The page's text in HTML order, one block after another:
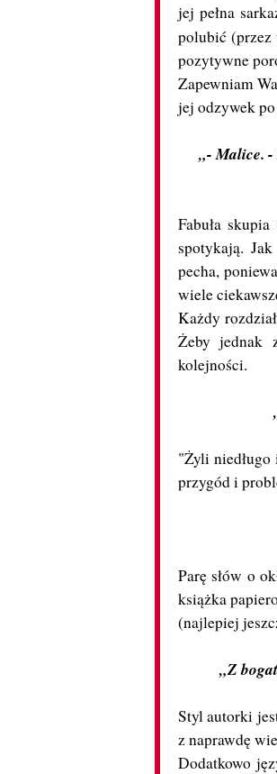
jej pełna
polubić (przez
pozytywne
Zapewniam
jej odzywek
„- Malice. -
Fabuła
spotykają.
pecha,
wiele
Każdy
Żeby jednak
kolejności.
"Żyli
przygód i
Parę słów o
książka
(najlepiej
„Z
Styl autorki
z naprawdę
Dodatkowo